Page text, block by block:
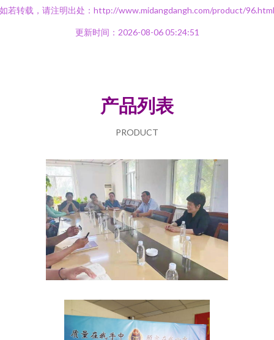
如若转载，请注明出处：http://www.midangdangh.com/product/96.html
更新时间：2026-08-06 05:24:51
产品列表
PRODUCT